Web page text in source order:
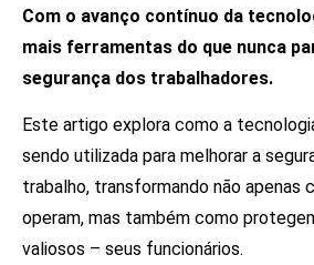
Com o avanço contínuo da
mais ferramentas do que nunca
segurança dos trabalhadores.
Este artigo explora como a
sendo utilizada para melhorar a
trabalho, transformando não apenas
operam, mas também como
valiosos – seus funcionários.